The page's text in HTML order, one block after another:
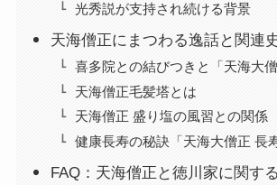
光秀説が支持され続ける背景
天海僧正にまつわる逸話と関連
喜多院との結びつきと「天海大僧
天海僧正毛髪塔とは
天海僧正 盛り塩の風習との関係
健康長寿の秘訣「天海大僧正 長
FAQ：天海僧正と徳川家に関す